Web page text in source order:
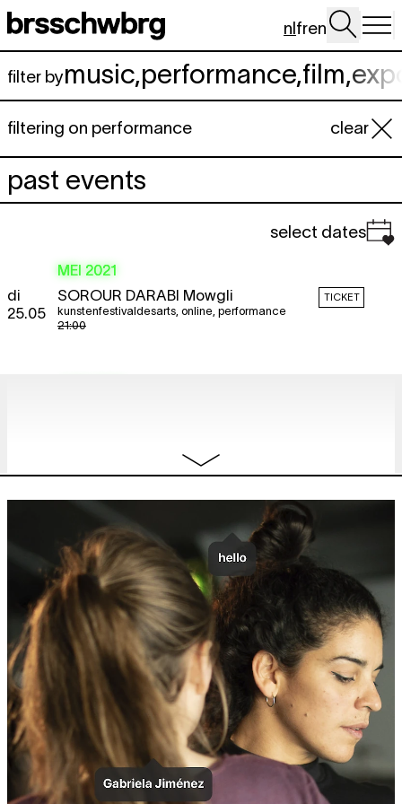
Spring naar hoofdinhoud
nlfren
filter bymusic,performance,film,
filtering on performance clear
past events
select dates
MEI 2021
di
25.05
SOROUR DARABI Mowgli
21:00
kunstenfestivaldesarts online performance
TICKET
mas...ses
20:30
QUINSY GARIO our playing
mas...ses
20:30
performance, premiere
TICKET
JULI 2021
wo
7.07
HANDS UP FESTIVAL
13:00 - 22:00
free
8.07
HANDS UP FESTIVAL
13:00 - 23:00
festival
free